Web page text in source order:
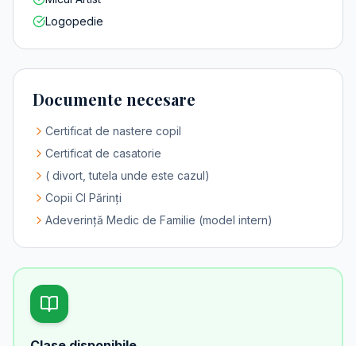
Logopedie
Documente necesare
Certificat de nastere copil
Certificat de casatorie
( divort, tutela unde este cazul)
Copii CI Părinți
Adeverință Medic de Familie (model intern)